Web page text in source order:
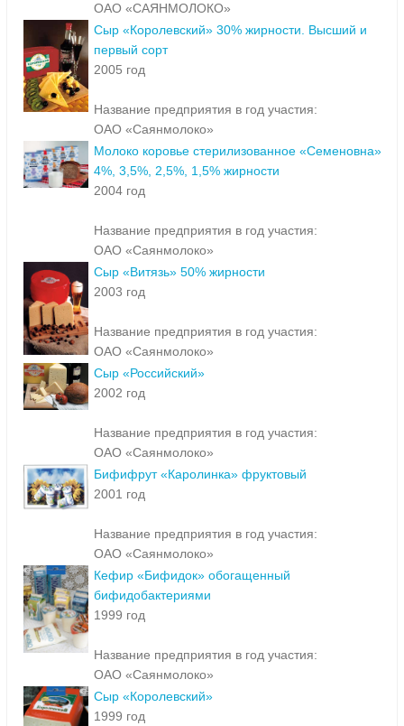
ОАО «САЯНМОЛОКО»
Сыр «Королевский» 30% жирности. Высший и
первый сорт
2005 год
Название предприятия в год участия:
ОАО «Саянмолоко»
Молоко коровье стерилизованное «Семеновна»
4%, 3,5%, 2,5%, 1,5% жирности
2004 год
Название предприятия в год участия:
ОАО «Саянмолоко»
Сыр «Витязь» 50% жирности
2003 год
Название предприятия в год участия:
ОАО «Саянмолоко»
Сыр «Российский»
2002 год
Название предприятия в год участия:
ОАО «Саянмолоко»
Бифифрут «Каролинка» фруктовый
2001 год
Название предприятия в год участия:
ОАО «Саянмолоко»
Кефир «Бифидок» обогащенный
бифидобактериями
1999 год
Название предприятия в год участия:
ОАО «Саянмолоко»
Сыр «Королевский»
1999 год